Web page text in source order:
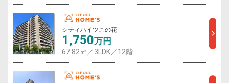
シティハイツこの花
1,750万円
67.82㎡／3LDK／12階